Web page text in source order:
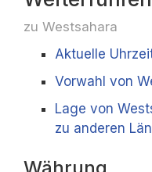
zu Westsahara
Aktuelle
Vorwahl von
Lage von
zu anderen